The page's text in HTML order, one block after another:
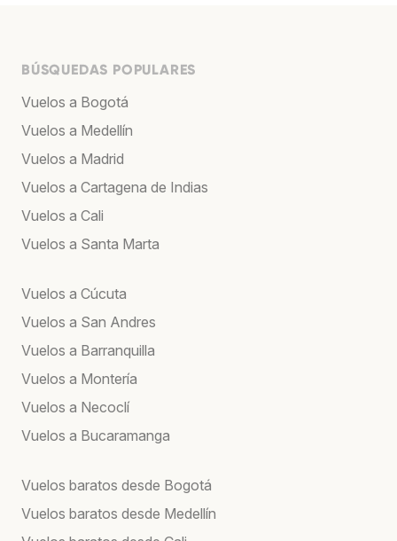
BÚSQUEDAS POPULARES
Vuelos a Bogotá
Vuelos a Medellín
Vuelos a Madrid
Vuelos a Cartagena de Indias
Vuelos a Cali
Vuelos a Santa Marta
Vuelos a Cúcuta
Vuelos a San Andres
Vuelos a Barranquilla
Vuelos a Montería
Vuelos a Necoclí
Vuelos a Bucaramanga
Vuelos baratos desde Bogotá
Vuelos baratos desde Medellín